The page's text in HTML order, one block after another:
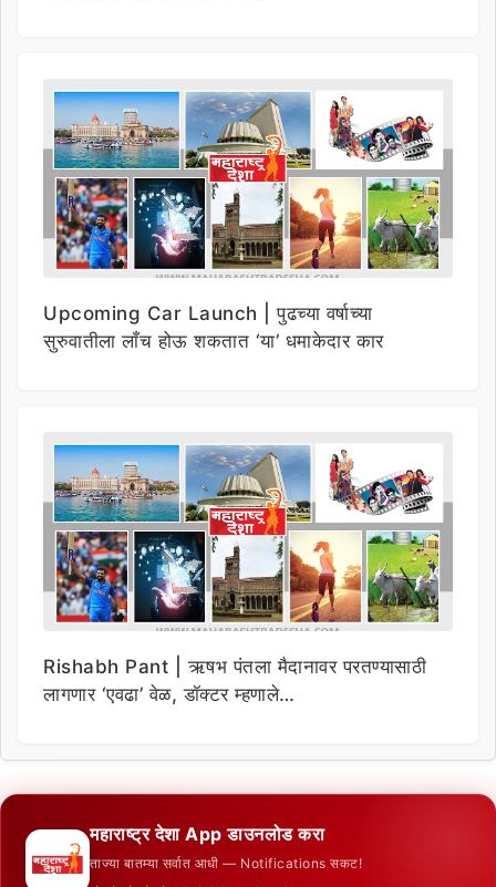
Upcoming Car Launch | पुढच्या वर्षाच्या
सुरुवातीला लाँच होऊ शकतात ‘या’ धमाकेदार कार
Rishabh Pant | ऋषभ पंतला मैदानावर परतण्यासाठी
लागणार ‘एवढा’ वेळ, डॉक्टर म्हणाले…
महाराष्ट्र देशा App डाउनलोड करा
ताज्या बातम्या सर्वात आधी — Notifications सकट!